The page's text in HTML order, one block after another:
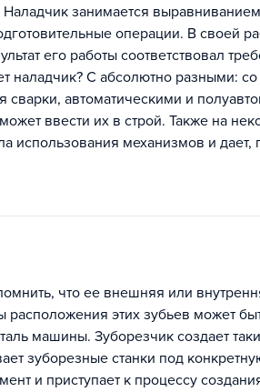
занимается выравниванием
операции. В своей
его работы соответствовал
наладчик? С абсолютно разными:
автоматическими и
ввести их в строй. Также на
использования механизмов и дает,
что ее внешняя или
этих зубьев может
машины. Зуборезчик создает
зуборезные станки под
и приступает к процессу